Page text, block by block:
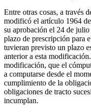
Entre otras cosas, a través
modificó el artículo 1964
su aprobación el 24 de
plazo de prescripción para
tuvieran previsto un plazo
anterior a esta
modificación, que el
a computarse desde el
cumplimiento de la
obligaciones de tracto
incumplan.